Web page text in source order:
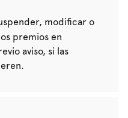
modificar o
premios en
aviso, si las